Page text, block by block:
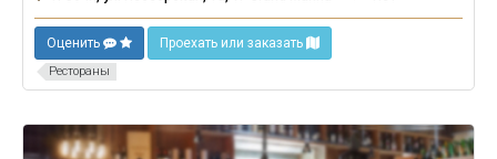
Оценить Проехать или заказать
Рестораны